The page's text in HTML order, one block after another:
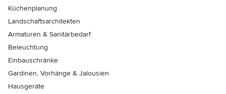
Küchenplanung
Landschaftsarchitekten
Armaturen & Sanitärbedarf
Beleuchtung
Einbauschränke
Gardinen, Vorhänge & Jalousien
Hausgeräte